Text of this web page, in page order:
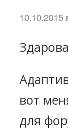
10.10.2015
вот
для